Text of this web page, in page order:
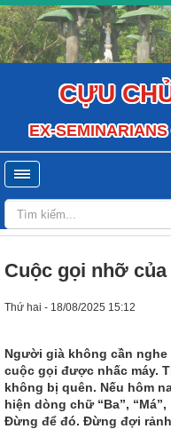
CỰU
EX-
Cuộc gọi nhỡ của
Thứ hai - 18/08/2025 15:12
Người già không cần
cuộc gọi được nhấc máy.
không bị quên. Nếu hôm
hiện dòng chữ “Ba”,
Đừng để đó. Đừng đợi